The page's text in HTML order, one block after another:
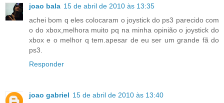
joao bala 15 de abril de 2010 às 13:35
achei bom q eles colocaram o joystick do ps3 parecido com
o do xbox,melhora muito pq na minha opinião o joystick do
xbox e o melhor q tem.apesar de eu ser um grande fã do
ps3.
Responder
joao gabriel 15 de abril de 2010 às 13:40